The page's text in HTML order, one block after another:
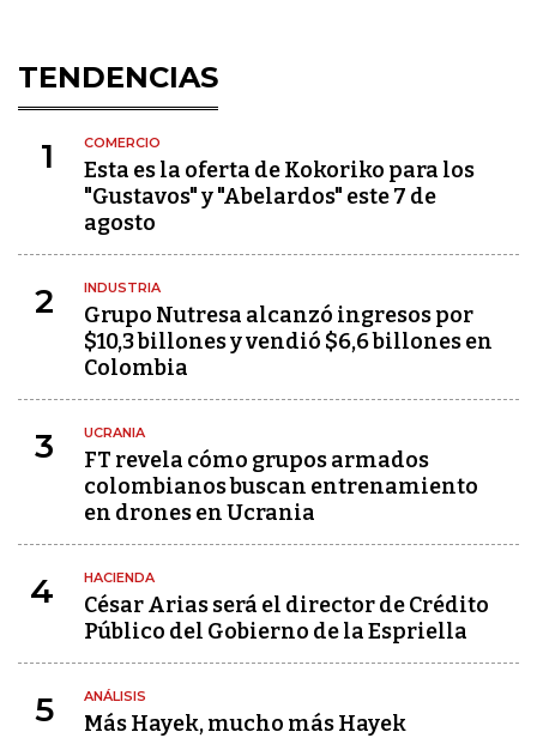
TENDENCIAS
1 COMERCIO
Esta es la oferta de Kokoriko para los
"Gustavos" y "Abelardos" este 7 de
agosto
2 INDUSTRIA
Grupo Nutresa alcanzó ingresos por
$10,3 billones y vendió $6,6 billones en
Colombia
3 UCRANIA
FT revela cómo grupos armados
colombianos buscan entrenamiento
en drones en Ucrania
4 HACIENDA
César Arias será el director de Crédito
Público del Gobierno de la Espriella
5 ANÁLISIS
Más Hayek, mucho más Hayek